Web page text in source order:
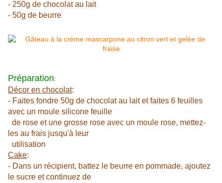
- 250g de chocolat au lait
- 50g de beurre
Préparation:
Décor en chocolat:
- Faites fondre 50g de chocolat au lait et faites 6 feuilles
avec un moule silicone feuille
de rose et une grosse rose avec un moule rose, mettez-
les au frais jusqu'à leur
utilisation
Cake:
- Dans un récipient, battez le beurre en pommade, ajoutez
le sucre et continuez de